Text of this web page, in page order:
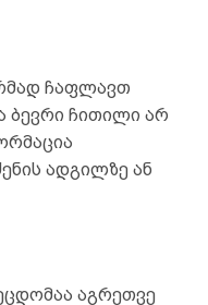
ჩაფლავთ
ბევრი ჩითილი არ
ადგილზე ან
აგრეთვე